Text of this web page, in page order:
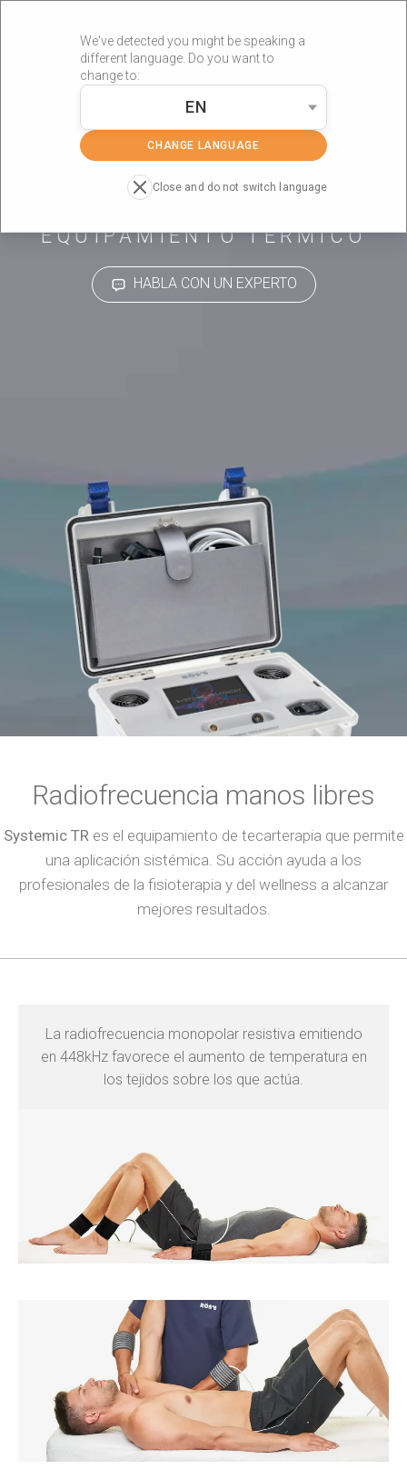
We've detected you might be speaking a
different language. Do you want to
change to:
EN
CHANGE LANGUAGE
Close and do not switch language
»
EQUIPAMIENTO TÉRMICO
HABLA CON UN EXPERTO
Radiofrecuencia manos libres
Systemic TRes el equipamiento de tecarterapia que permite
una aplicación sistémica. Su acción ayuda a los
profesionales de la fisioterapia y del wellness a alcanzar
mejores resultados.
La radiofrecuencia monopolar resistiva emitiendo
en 448kHz favorece el aumento de temperatura en
los tejidos sobre los que actúa.